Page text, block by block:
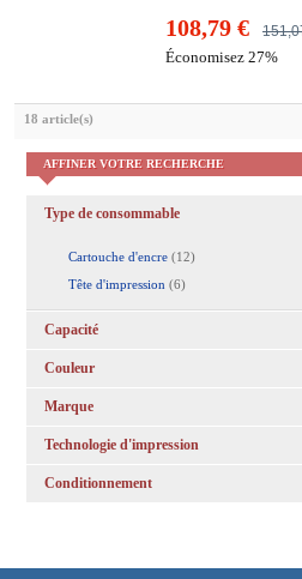
AFFINER VOTRE RECHERCHE
Type de consommable
Cartouche d'encre (12)
Tête d'impression (6)
Capacité
Couleur
Marque
Technologie d'impression
Conditionnement
108,79 €
Économisez 27%
18 article(s)